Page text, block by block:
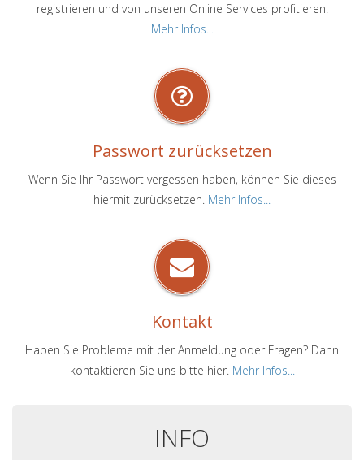
registrieren und von unseren Online Services profitieren.
Mehr Infos...
Passwort zurücksetzen
Wenn Sie Ihr Passwort vergessen haben, können Sie dieses
hiermit zurücksetzen. Mehr Infos...
Kontakt
Haben Sie Probleme mit der Anmeldung oder Fragen? Dann
kontaktieren Sie uns bitte hier. Mehr Infos...
INFO